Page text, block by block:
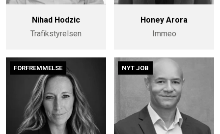
Nihad Hodzic
Trafikstyrelsen
Honey Arora
Immeo
FORFREMMELSE NYT JOB